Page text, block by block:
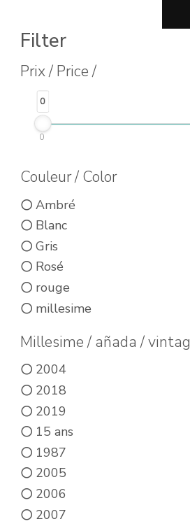
Filter
Prix / Price /
0
0
Couleur / Color
Ambré
Blanc
Gris
Rosé
rouge
millesime
Millesime / añada /
2004
2018
2019
15 ans
1987
2005
2006
2007